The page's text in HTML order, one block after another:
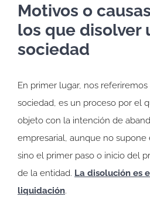
Motivos o
los que disolver
sociedad
En primer lugar, nos referiremos
sociedad, es un proceso por el
objeto con la intención de
empresarial, aunque no supone
sino el primer paso o inicio del
de la entidad. La disolución es
liquidación.